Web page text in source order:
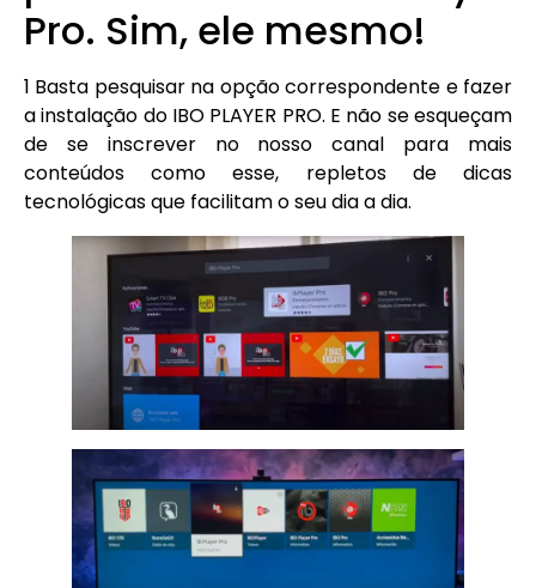
Pro. Sim, ele mesmo!
1 Basta pesquisar na opção correspondente e fazer
a instalação do IBO PLAYER PRO. E não se esqueçam
de se inscrever no nosso canal para mais
conteúdos como esse, repletos de dicas
tecnológicas que facilitam o seu dia a dia.